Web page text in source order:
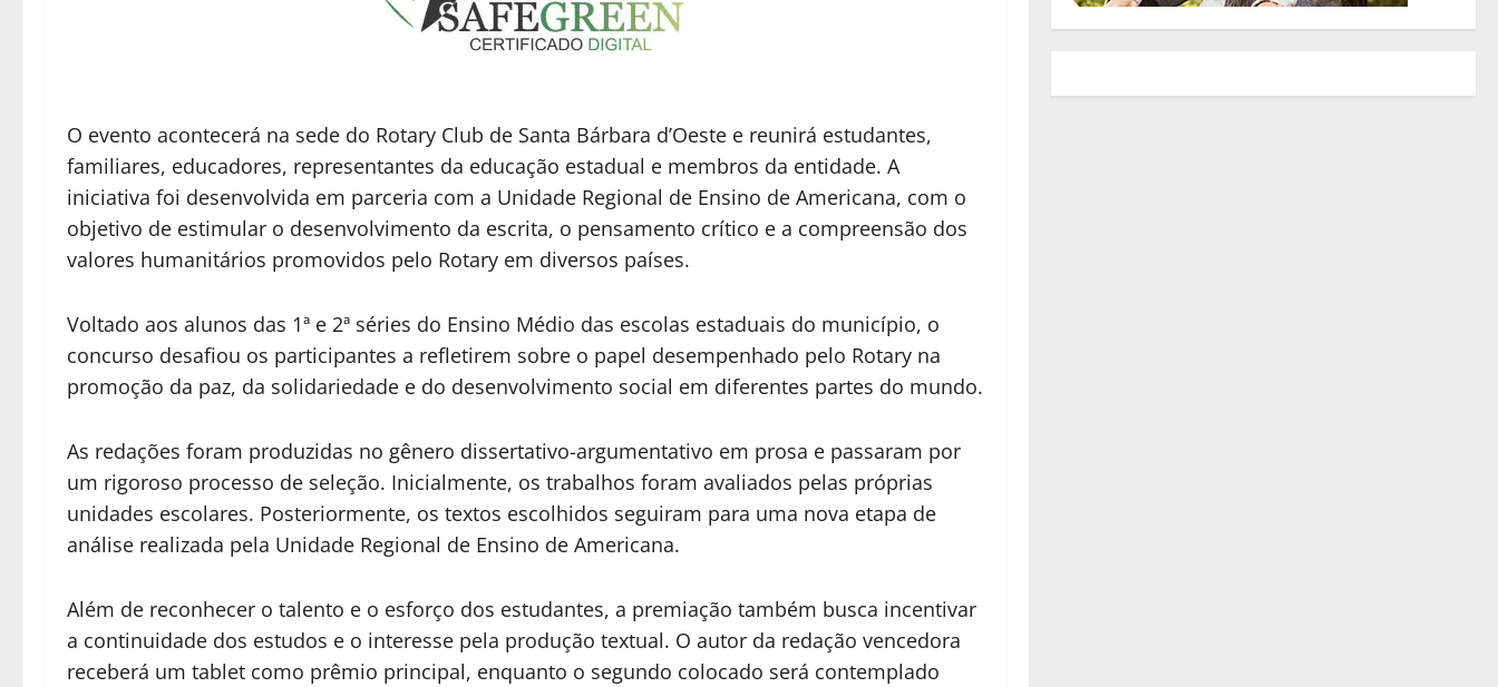
O evento acontecerá na sede do Rotary Club de Santa Bárbara d’Oeste e reunirá estudantes,
familiares, educadores, representantes da educação estadual e membros da entidade. A
iniciativa foi desenvolvida em parceria com a Unidade Regional de Ensino de Americana, com o
objetivo de estimular o desenvolvimento da escrita, o pensamento crítico e a compreensão dos
valores humanitários promovidos pelo Rotary em diversos países.
Voltado aos alunos das 1ª e 2ª séries do Ensino Médio das escolas estaduais do município, o
concurso desafiou os participantes a refletirem sobre o papel desempenhado pelo Rotary na
promoção da paz, da solidariedade e do desenvolvimento social em diferentes partes do mundo.
As redações foram produzidas no gênero dissertativo-argumentativo em prosa e passaram por
um rigoroso processo de seleção. Inicialmente, os trabalhos foram avaliados pelas próprias
unidades escolares. Posteriormente, os textos escolhidos seguiram para uma nova etapa de
análise realizada pela Unidade Regional de Ensino de Americana.
Além de reconhecer o talento e o esforço dos estudantes, a premiação também busca incentivar
a continuidade dos estudos e o interesse pela produção textual. O autor da redação vencedora
receberá um tablet como prêmio principal, enquanto o segundo colocado será contemplado